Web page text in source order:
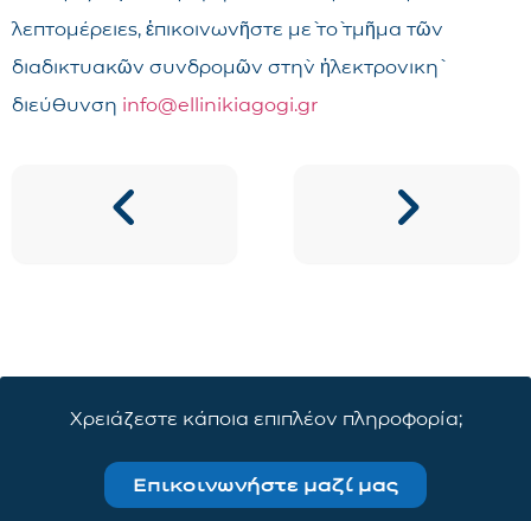
λεπτομέρειες, ἐπικοινωνῆστε μὲ τὸ τμῆμα τῶν
διαδικτυακῶν συνδρομῶν στὴν ἠλεκτρονικὴ
διεύθυνση info@ellinikiagogi.gr
Χρειάζεστε κάποια επιπλέον πληροφορία;
Επικοινωνήστε μαζί μας